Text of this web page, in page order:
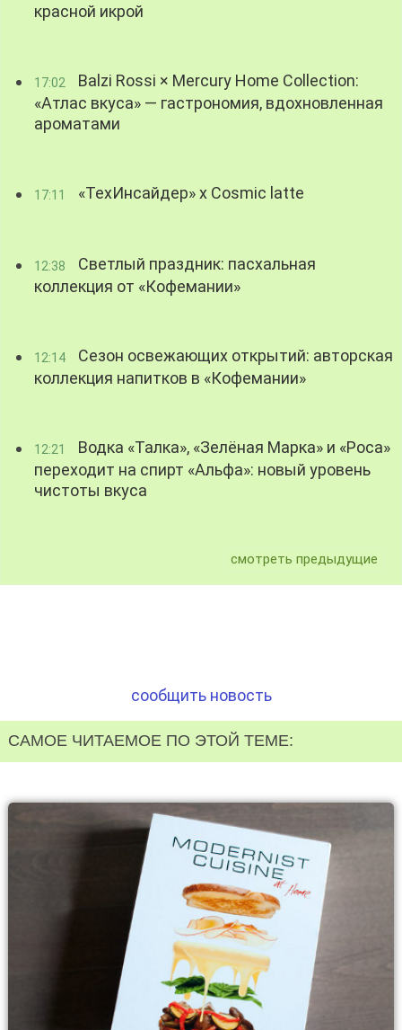
красной икрой
17:02
Balzi Rossi × Mercury Home Collection:
«Атлас вкуса» — гастрономия, вдохновленная
ароматами
17:11 «ТехИнсайдер» х Cosmic latte
12:38
Светлый праздник: пасхальная
коллекция от «Кофемании»
12:14
Сезон освежающих открытий: авторская
коллекция напитков в «Кофемании»
12:21
Водка «Талка», «Зелёная Марка» и «Роса»
переходит на спирт «Альфа»: новый уровень
чистоты вкуса
смотреть предыдущие
сообщить новость
САМОЕ ЧИТАЕМОЕ ПО ЭТОЙ ТЕМЕ: